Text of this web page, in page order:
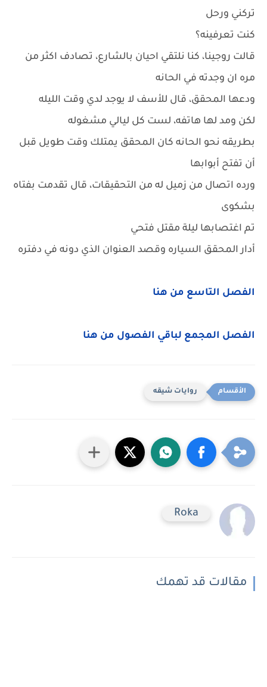
تركني ورحل
كنت تعرفينه؟
قالت روجينا، كنا نلتقي احيان بالشارع، تصادف اكثر من
مره ان وجدته في الحانه
ودعها المحقق، قال للأسف لا يوجد لدي وقت الليله
لكن ومد لها هاتفه، لست كل ليالي مشغوله
بطريقه نحو الحانه كان المحقق يمتلك وقت طويل قبل
أن تفتح أبوابها
ورده اتصال من زميل له من التحقيقات، قال تقدمت بفتاه
بشكوى
تم اغتصابها ليلة مقتل فتحي
أدار المحقق السياره وقصد العنوان الذي دونه في دفتره
الفصل التاسع من هنا
الفصل المجمع لباقي الفصول من هنا
روايات شيقه
Roka
مقالات قد تهمك